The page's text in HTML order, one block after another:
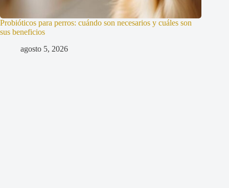
Probióticos para perros: cuándo son necesarios y cuáles son
sus beneficios
agosto 5, 2026